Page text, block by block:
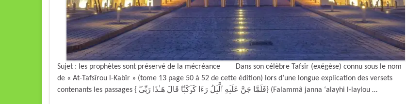
Sujet : les prophètes sont préservé de la mécréance Dans son célèbre Tafsîr (exégèse) connu sous le nom
de « At-Tafsîrou l-Kabîr » (tome 13 page 50 à 52 de cette édition) lors d’une longue explication des versets
contenants les passages { فَلَمَّا جَنَّ عَلَيۡهِ ٱلَّيۡلُ رَءَا كَوۡكَبً۬ا‌ۖ قَالَ هَـٰذَا رَبِّى‌ۖ} (Falammâ janna ‘alayhi l-laylou …